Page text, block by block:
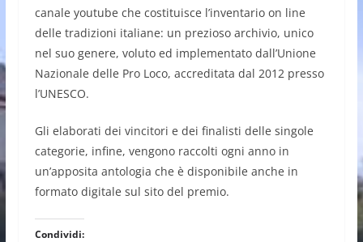
canale youtube che costituisce l’inventario on line
delle tradizioni italiane: un prezioso archivio, unico
nel suo genere, voluto ed implementato dall’Unione
Nazionale delle Pro Loco, accreditata dal 2012 presso
l’UNESCO.
Gli elaborati dei vincitori e dei finalisti delle singole
categorie, infine, vengono raccolti ogni anno in
un’apposita antologia che è disponibile anche in
formato digitale sul sito del premio.
Condividi: